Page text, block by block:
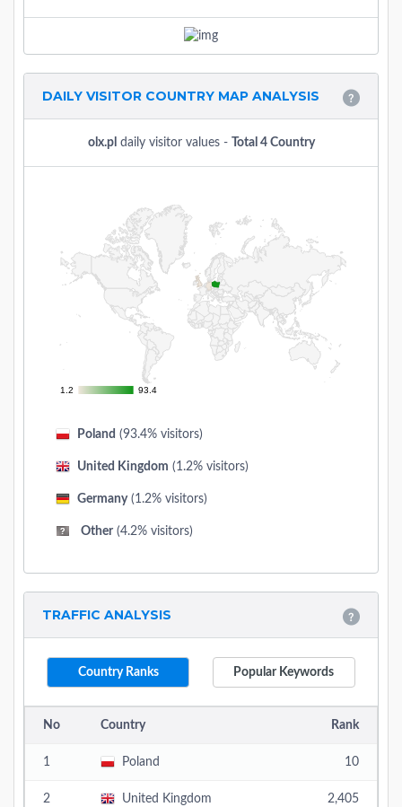
DAILY VISITOR COUNTRY MAP ANALYSIS
olx.pl daily visitor values - Total 4 Country
1.2
1.2 93.4
93.4
Poland (93.4% visitors)
United Kingdom (1.2% visitors)
Germany(1.2% visitors)
Other (4.2% visitors)
TRAFFIC ANALYSIS
Country Ranks Popular Keywords
No Country Rank
1 Poland 10
2 United Kingdom 2,405